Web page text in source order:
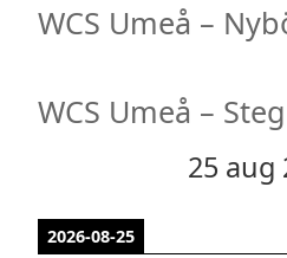
WCS Umeå –
WCS Umeå –
25 aug
2026-08-25